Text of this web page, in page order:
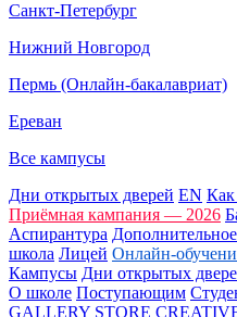
Санкт-Петербург
Нижний Новгород
Пермь (Онлайн-бакалавриат)
Ереван
Все кампусы
Дни открытых дверей EN Как
Приёмная кампания — 2026
Аспирантура
школа Лицей Онлайн-
Кампусы Дни открытых
О школе Поступающим
GALLERY STORE